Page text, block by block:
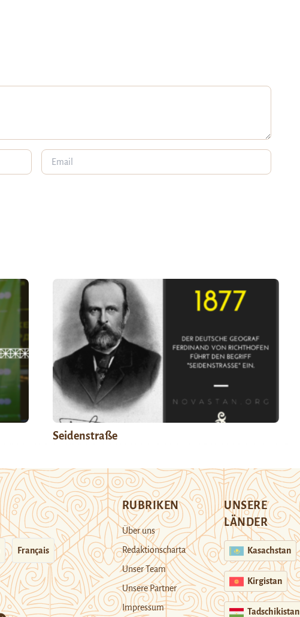
Seidenstraße
Français
RUBRIKEN
Über uns
Redaktionscharta
Unser Team
Unsere Partner
Impressum
UNSERE
LÄNDER
Kasachstan
Kirgistan
Tadschikistan